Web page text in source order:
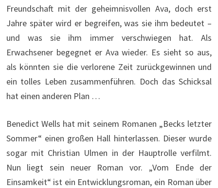
Freundschaft mit der geheimnisvollen Ava, doch erst
Jahre später wird er begreifen, was sie ihm bedeutet –
und was sie ihm immer verschwiegen hat. Als
Erwachsener begegnet er Ava wieder. Es sieht so aus,
als könnten sie die verlorene Zeit zurückgewinnen und
ein tolles Leben zusammenführen. Doch das Schicksal
hat einen anderen Plan …
Benedict Wells hat mit seinem Romanen „Becks letzter
Sommer“ einen großen Hall hinterlassen. Dieser wurde
sogar mit Christian Ulmen in der Hauptrolle verfilmt.
Nun liegt sein neuer Roman vor. „Vom Ende der
Einsamkeit“ ist ein Entwicklungsroman, ein Roman über